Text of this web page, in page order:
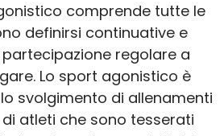
comprende tutte le
definirsi continuative e
regolare a
Lo sport agonistico è
svolgimento di allenamenti
atleti che sono tesserati